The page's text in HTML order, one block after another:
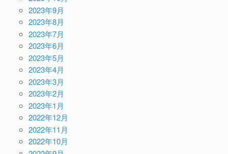
2023年9月
2023年8月
2023年7月
2023年6月
2023年5月
2023年4月
2023年3月
2023年2月
2023年1月
2022年12月
2022年11月
2022年10月